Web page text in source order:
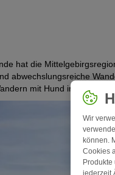
hat die
abwechslungsreiche
mit Hund im Harz
Wir
können.
Cookies
jederzeit